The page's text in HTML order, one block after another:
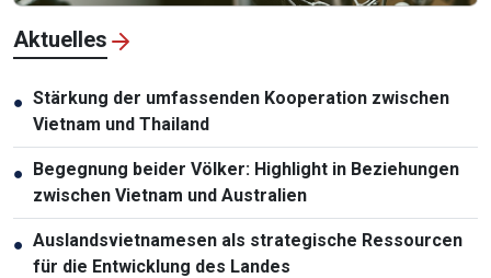
Aktuelles
● Stärkung der umfassenden Kooperation zwischen
Vietnam und Thailand
● Begegnung beider Völker: Highlight in Beziehungen
zwischen Vietnam und Australien
● Auslandsvietnamesen als strategische Ressourcen
für die Entwicklung des Landes